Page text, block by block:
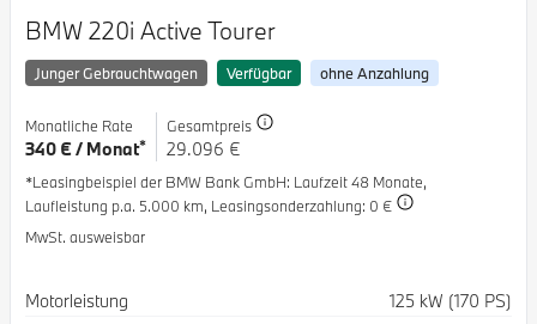
BMW 220i Active Tourer
Junger Gebrauchtwagen Verfügbar ohne Anzahlung
Monatliche Rate
340 € / Monat*
Gesamtpreis
29.096 €
*Leasingbeispiel der BMW Bank GmbH: Laufzeit 48 Monate,
Laufleistung p.a. 5.000 km, Leasingsonderzahlung: 0 €
MwSt. ausweisbar
Spezifikation
Motorleistung
125 kW (170 PS)